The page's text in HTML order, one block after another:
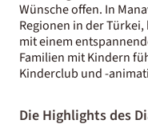
Wünsche offen. In
Regionen in der
mit einem
Familien mit Kindern
Kinderclub und -
Die Highlights des